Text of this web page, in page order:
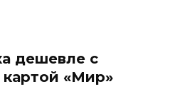
дешевле с
картой «Мир»